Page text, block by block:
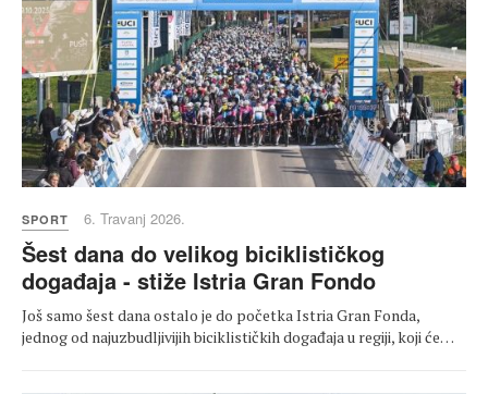
SPORT 6. Travanj 2026.
Šest dana do velikog biciklističkog
događaja - stiže Istria Gran Fondo
Još samo šest dana ostalo je do početka Istria Gran Fonda,
jednog od najuzbudljivijih biciklističkih događaja u regiji, koji će…